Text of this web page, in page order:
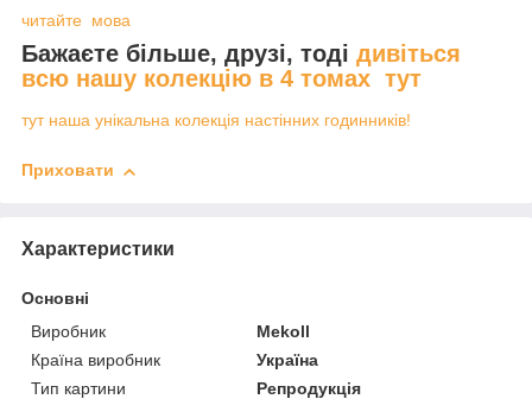
читайте мова
Бажаєте більше, друзі, тоді дивіться
всю нашу колекцію в 4 томах тут
тут наша унікальна колекція настінних годинників!
Приховати
Характеристики
Основні
Виробник
Mekoll
Країна виробник
Україна
Тип картини
Репродукція